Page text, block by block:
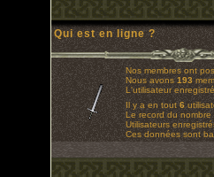
Qui est en ligne ?
Nos membres ont
Nous avons193
L'utilisateur
Il y a en tout6
Le record du
Utilisateurs
Ces données sont